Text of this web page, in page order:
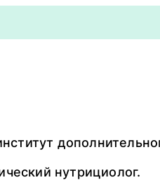
нутрициолог.